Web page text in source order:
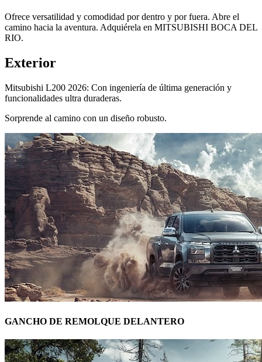
Ofrece versatilidad y comodidad por dentro y por fuera. Abre el
camino hacia la aventura. Adquiérela en MITSUBISHI BOCA DEL
RIO.
Exterior
Mitsubishi L200 2026: Con ingeniería de última generación y
funcionalidades ultra duraderas.
Sorprende al camino con un diseño robusto.
GANCHO DE REMOLQUE DELANTERO